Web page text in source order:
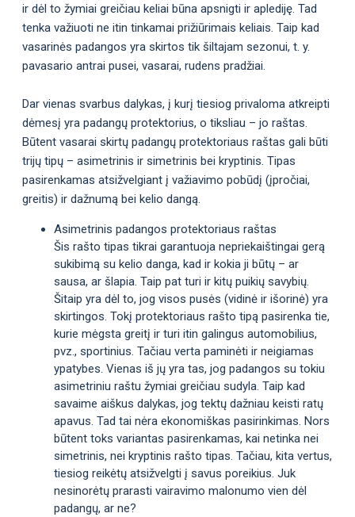
ir dėl to žymiai greičiau keliai būna apsnigti ir aplediję. Tad
tenka važiuoti ne itin tinkamai prižiūrimais keliais. Taip kad
vasarinės padangos yra skirtos tik šiltajam sezonui, t. y.
pavasario antrai pusei, vasarai, rudens pradžiai.
Dar vienas svarbus dalykas, į kurį tiesiog privaloma atkreipti
dėmesį yra padangų protektorius, o tiksliau – jo raštas.
Būtent vasarai skirtų padangų protektoriaus raštas gali būti
trijų tipų – asimetrinis ir simetrinis bei kryptinis. Tipas
pasirenkamas atsižvelgiant į važiavimo pobūdį (įpročiai,
greitis) ir dažnumą bei kelio dangą.
Asimetrinis padangos protektoriaus raštas
Šis rašto tipas tikrai garantuoja nepriekaištingai gerą
sukibimą su kelio danga, kad ir kokia ji būtų – ar
sausa, ar šlapia. Taip pat turi ir kitų puikių savybių.
Šitaip yra dėl to, jog visos pusės (vidinė ir išorinė) yra
skirtingos. Tokį protektoriaus rašto tipą pasirenka tie,
kurie mėgsta greitį ir turi itin galingus automobilius,
pvz., sportinius. Tačiau verta paminėti ir neigiamas
ypatybes. Vienas iš jų yra tas, jog padangos su tokiu
asimetriniu raštu žymiai greičiau sudyla. Taip kad
savaime aiškus dalykas, jog tektų dažniau keisti ratų
apavus. Tad tai nėra ekonomiškas pasirinkimas. Nors
būtent toks variantas pasirenkamas, kai netinka nei
simetrinis, nei kryptinis rašto tipas. Tačiau, kita vertus,
tiesiog reikėtų atsižvelgti į savus poreikius. Juk
nesinorėtų prarasti vairavimo malonumo vien dėl
padangų, ar ne?